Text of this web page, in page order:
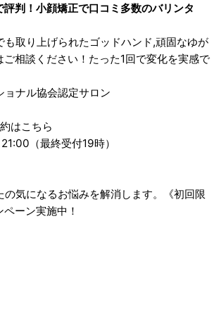
判！小顔矯正で口コミ多数のバリンタ
（最終受付19時）